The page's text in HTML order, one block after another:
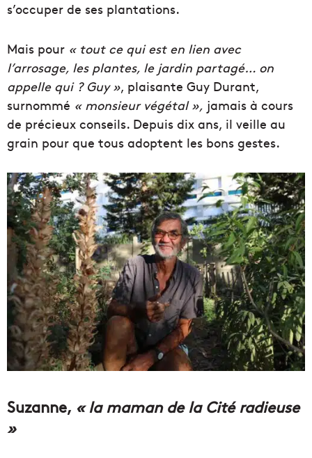
s’occuper de ses plantations.
Mais pour « tout ce qui est en lien avec
l’arrosage, les plantes, le jardin partagé… on
appelle qui ? Guy », plaisante Guy Durant,
surnommé « monsieur végétal », jamais à cours
de précieux conseils. Depuis dix ans, il veille au
grain pour que tous adoptent les bons gestes.
Suzanne, « la maman de la Cité radieuse
»